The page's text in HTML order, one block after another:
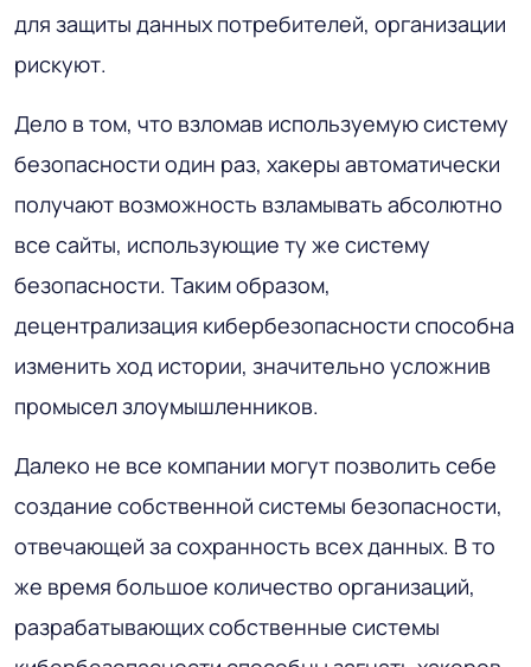
для защиты данных потребителей, организации
рискуют.
Дело в том, что взломав используемую систему
безопасности один раз, хакеры автоматически
получают возможность взламывать абсолютно
все сайты, использующие ту же систему
безопасности. Таким образом,
децентрализация кибербезопасности способна
изменить ход истории, значительно усложнив
промысел злоумышленников.
Далеко не все компании могут позволить себе
создание собственной системы безопасности,
отвечающей за сохранность всех данных. В то
же время большое количество организаций,
разрабатывающих собственные системы